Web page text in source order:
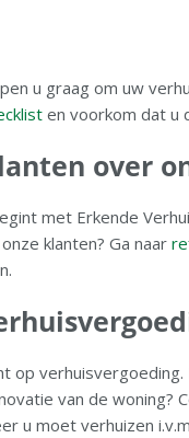
u graag om uw
en voorkom dat u
over
met Erkende
klanten? Ga naar
op
van de woning?
u moet verhuizen